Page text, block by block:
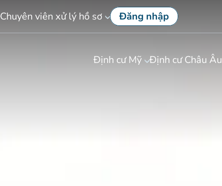
Chuyên viên xử lý hồ sơ Đăng nhập
Định cư Mỹ Định cư Châu Âu